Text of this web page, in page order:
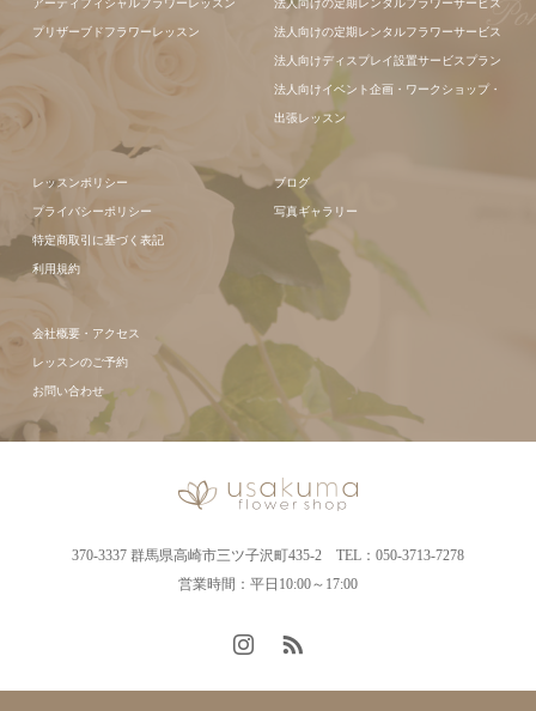
アーティフィシャルフラワーレッスン
プリザーブドフラワーレッスン
法人向けの定期レンタルフラワーサービス
法人向けの定期レンタルフラワーサービス
法人向けディスプレイ設置サービスプラン
法人向けイベント企画・ワークショップ・
出張レッスン
レッスンポリシー
プライバシーポリシー
特定商取引に基づく表記
利用規約
ブログ
写真ギャラリー
会社概要・アクセス
レッスンのご予約
お問い合わせ
370-3337 群馬県高崎市三ツ子沢町435-2 TEL：050-3713-7278
営業時間：平日10:00～17:00